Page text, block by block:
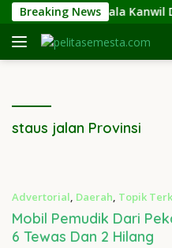
Langsung
ke
konten
Breaking News
Utara, Kepala Kanwil
staus jalan Provinsi
Advertorial, Daerah, Topik
Mobil Pemudik Dari
6 Tewas Dan 2 Hilang